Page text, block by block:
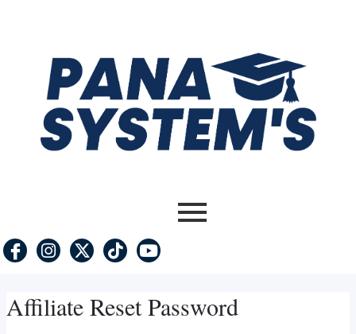
Affiliate Reset Password